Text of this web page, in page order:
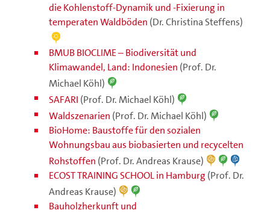
die Kohlenstoff-Dynamik und -Fixierung in
temperaten Waldböden (Dr. Christina Steffens)
BMUB BIOCLIME – Biodiversität und
Klimawandel, Land: Indonesien (Prof. Dr.
Michael Köhl)
SAFARI (Prof. Dr. Michael Köhl)
Waldszenarien (Prof. Dr. Michael Köhl)
BioHome: Baustoffe für den sozialen
Wohnungsbau aus biobasierten und recycelten
Rohstoffen (Prof. Dr. Andreas Krause)
ECOST TRAINING SCHOOL in Hamburg (Prof. Dr.
Andreas Krause)
Bauholzherkunft und